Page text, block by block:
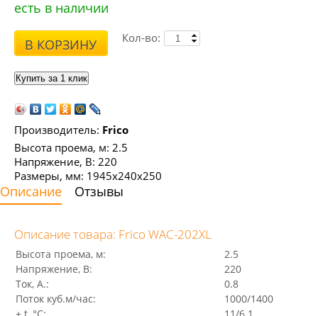
есть в наличии
В КОРЗИНУ Кол-во:
Производитель: Frico
Высота проема, м: 2.5
Напряжение, В: 220
Размеры, мм: 1945x240x250
Описание Отзывы
Описание товара: Frico WAC-202XL
Высота проема, м:
2.5
Напряжение, В:
220
Ток, А.:
0.8
Поток куб.м/час:
1000/1400